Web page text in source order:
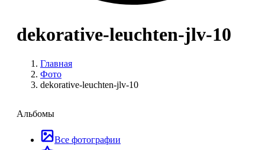
dekorative-leuchten-jlv-10
Главная
Фото
dekorative-leuchten-jlv-10
Альбомы
Все фотографии